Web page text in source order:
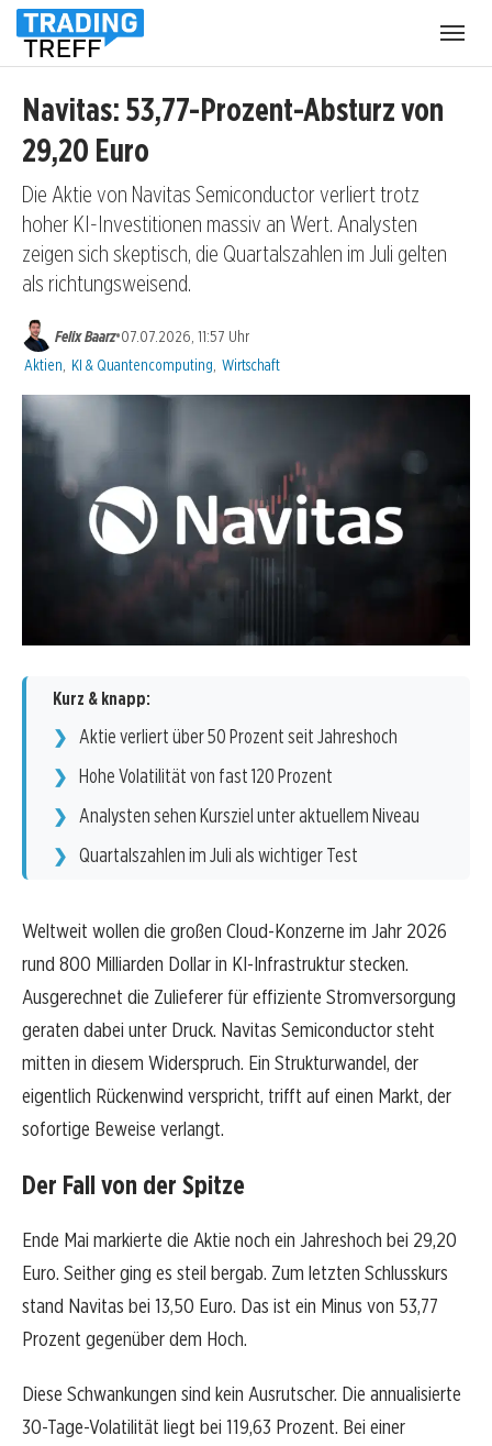
Navitas: 53,77-Prozent-Absturz von
29,20 Euro
Die Aktie von Navitas Semiconductor verliert trotz
hoher KI-Investitionen massiv an Wert. Analysten
zeigen sich skeptisch, die Quartalszahlen im Juli gelten
als richtungsweisend.
Felix Baarz•07.07.2026, 11:57 Uhr
Kategorien:
Aktien KI & Quantencomputing Wirtschaft
Kurz & knapp:
Aktie verliert über 50 Prozent seit Jahreshoch
Hohe Volatilität von fast 120 Prozent
Analysten sehen Kursziel unter aktuellem Niveau
Quartalszahlen im Juli als wichtiger Test
Weltweit wollen die großen Cloud-Konzerne im Jahr 2026
rund 800 Milliarden Dollar in KI-Infrastruktur stecken.
Ausgerechnet die Zulieferer für effiziente Stromversorgung
geraten dabei unter Druck. Navitas Semiconductor steht
mitten in diesem Widerspruch. Ein Strukturwandel, der
eigentlich Rückenwind verspricht, trifft auf einen Markt, der
sofortige Beweise verlangt.
Der Fall von der Spitze
Ende Mai markierte die Aktie noch ein Jahreshoch bei 29,20
Euro. Seither ging es steil bergab. Zum letzten Schlusskurs
stand Navitas bei 13,50 Euro. Das ist ein Minus von 53,77
Prozent gegenüber dem Hoch.
Diese Schwankungen sind kein Ausrutscher. Die annualisierte
30-Tage-Volatilität liegt bei 119,63 Prozent. Bei einer